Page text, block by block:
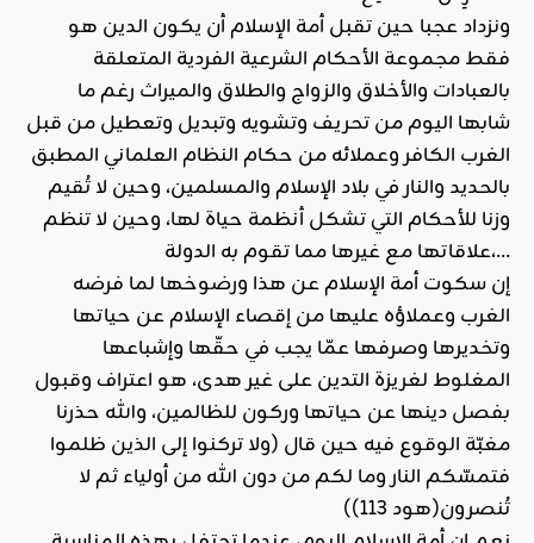
ونزداد عجبا حين تقبل أمة الإسلام أن يكون الدين هو
فقط مجموعة الأحكام الشرعية الفردية المتعلقة
بالعبادات والأخلاق والزواج والطلاق والميراث رغم ما
شابها اليوم من تحريف وتشويه وتبديل وتعطيل من قبل
الغرب الكافر وعملائه من حكام النظام العلماني المطبق
بالحديد والنار في بلاد الإسلام والمسلمين، وحين لا تُقيم
وزنا للأحكام التي تشكل أنظمة حياة لها، وحين لا تنظم
علاقاتها مع غيرها مما تقوم به الدولة،…
إن سكوت أمة الإسلام عن هذا ورضوخها لما فرضه
الغرب وعملاؤه عليها من إقصاء الإسلام عن حياتها
وتخديرها وصرفها عمّا يجب في حقّها وإشباعها
المغلوط لغريزة التدين على غير هدى، هو اعتراف وقبول
بفصل دينها عن حياتها وركون للظالمين، والله حذرنا
مغبّة الوقوع فيه حين قال (ولا تركنوا إلى الذين ظلموا
فتمسّكم النار وما لكم من دون الله من أولياء ثم لا
تُنصرون(هود 113))